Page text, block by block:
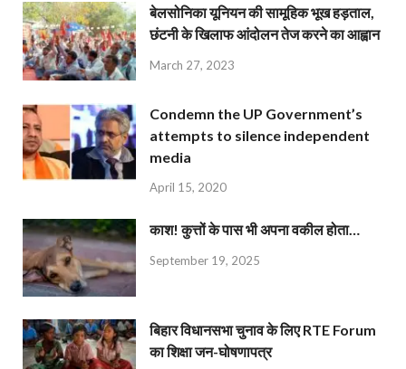
बेलसोनिका यूनियन की सामूहिक भूख हड़ताल,
छंटनी के खिलाफ आंदोलन तेज करने का आह्वान
March 27, 2023
Condemn the UP Government’s
attempts to silence independent
media
April 15, 2020
काश! कुत्तों के पास भी अपना वकील होता…
September 19, 2025
बिहार विधानसभा चुनाव के लिए RTE Forum
का शिक्षा जन-घोषणापत्र